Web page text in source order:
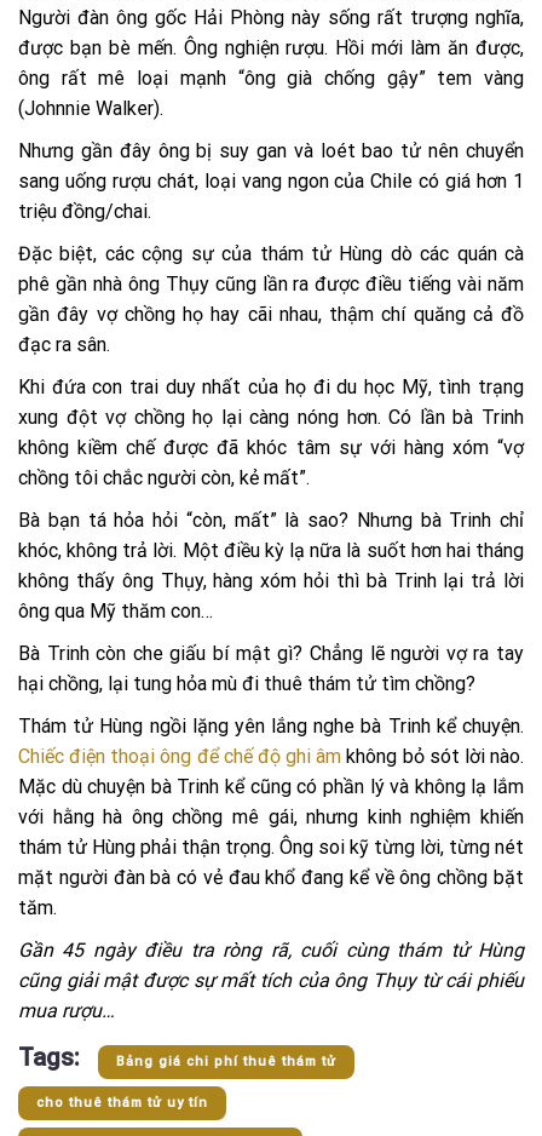
Người đàn ông gốc Hải Phòng này sống rất trượng nghĩa,
được bạn bè mến. Ông nghiện rượu. Hồi mới làm ăn được,
ông rất mê loại mạnh “ông già chống gậy” tem vàng
(Johnnie Walker).
Nhưng gần đây ông bị suy gan và loét bao tử nên chuyển
sang uống rượu chát, loại vang ngon của Chile có giá hơn 1
triệu đồng/chai.
Đặc biệt, các cộng sự của thám tử Hùng dò các quán cà
phê gần nhà ông Thụy cũng lần ra được điều tiếng vài năm
gần đây vợ chồng họ hay cãi nhau, thậm chí quăng cả đồ
đạc ra sân.
Khi đứa con trai duy nhất của họ đi du học Mỹ, tình trạng
xung đột vợ chồng họ lại càng nóng hơn. Có lần bà Trinh
không kiềm chế được đã khóc tâm sự với hàng xóm “vợ
chồng tôi chắc người còn, kẻ mất”.
Bà bạn tá hỏa hỏi “còn, mất” là sao? Nhưng bà Trinh chỉ
khóc, không trả lời. Một điều kỳ lạ nữa là suốt hơn hai tháng
không thấy ông Thụy, hàng xóm hỏi thì bà Trinh lại trả lời
ông qua Mỹ thăm con…
Bà Trinh còn che giấu bí mật gì? Chẳng lẽ người vợ ra tay
hại chồng, lại tung hỏa mù đi thuê thám tử tìm chồng?
Thám tử Hùng ngồi lặng yên lắng nghe bà Trinh kể chuyện.
Chiếc điện thoại ông để chế độ ghi âm không bỏ sót lời nào.
Mặc dù chuyện bà Trinh kể cũng có phần lý và không lạ lắm
với hằng hà ông chồng mê gái, nhưng kinh nghiệm khiến
thám tử Hùng phải thận trọng. Ông soi kỹ từng lời, từng nét
mặt người đàn bà có vẻ đau khổ đang kể về ông chồng bặt
tăm.
Gần 45 ngày điều tra ròng rã, cuối cùng thám tử Hùng
cũng giải mật được sự mất tích của ông Thụy từ cái phiếu
mua rượu…
Tags: Bảng giá chi phí thuê thám tử
cho thuê thám tử uy tín